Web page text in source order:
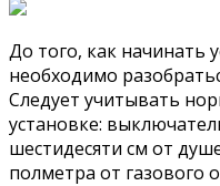
До того, как начинать
необходимо
Следует учитывать
установке:
шестидесяти см от
полметра от газового